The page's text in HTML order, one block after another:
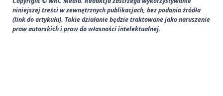
niniejszej treści w zewnętrznych publikacjach, bez podania źródła
(link do artykułu). Takie działanie będzie traktowane jako naruszenie
praw autorskich i praw do własności intelektualnej.